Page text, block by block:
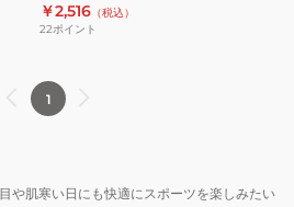
￥2,516 （税込）
22ポイント
1
や肌寒い日にも快適にスポーツを楽しみたい